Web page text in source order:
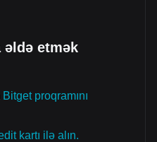
etmək
Bitget proqramını
kartı ilə alın.